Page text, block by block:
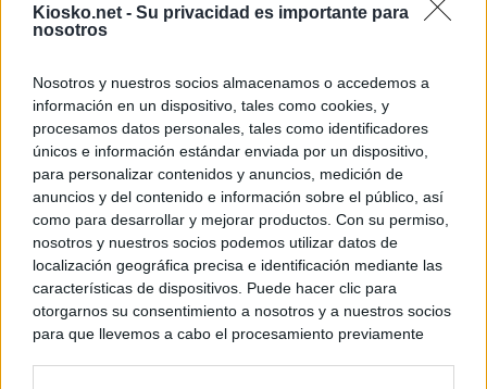
Kiosko.net - Su privacidad es importante para
nosotros
Nosotros y nuestros socios almacenamos o accedemos a
información en un dispositivo, tales como cookies, y
procesamos datos personales, tales como identificadores
únicos e información estándar enviada por un dispositivo,
para personalizar contenidos y anuncios, medición de
anuncios y del contenido e información sobre el público, así
como para desarrollar y mejorar productos. Con su permiso,
nosotros y nuestros socios podemos utilizar datos de
localización geográfica precisa e identificación mediante las
características de dispositivos. Puede hacer clic para
otorgarnos su consentimiento a nosotros y a nuestros socios
para que llevemos a cabo el procesamiento previamente